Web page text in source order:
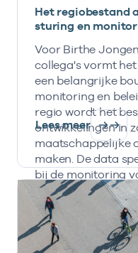
Het regiobestand
sturing en
Voor Birthe
collega's vormt
een belangrijke
monitoring en
regio wordt het
ontwikkelingen in
maatschappelijke
maken. De data
bij de monitoring
AZWA-middelen.
Lees meer